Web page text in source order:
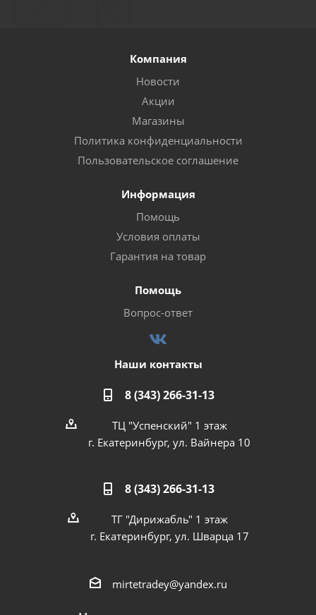
Компания
Новости
Акции
Магазины
Политика конфиденциальности
Пользовательское соглашение
Информация
Помощь
Условия оплаты
Гарантия на товар
Помощь
Вопрос-ответ
Наши контакты
8 (343) 266-31-13
ТЦ "Успенский" 1 этаж
г. Екатеринбург, ул. Вайнера 10
8 (343) 266-31-13
ТГ "Дирижабль" 1 этаж
г. Екатеринбург, ул. Шварца 17
mirtetradey@yandex.ru